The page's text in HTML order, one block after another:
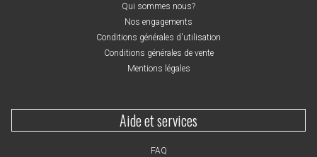
Qui sommes nous?
Nos engagements
Conditions générales d'utilisation
Conditions générales de vente
Mentions légales
Aide et services
FAQ